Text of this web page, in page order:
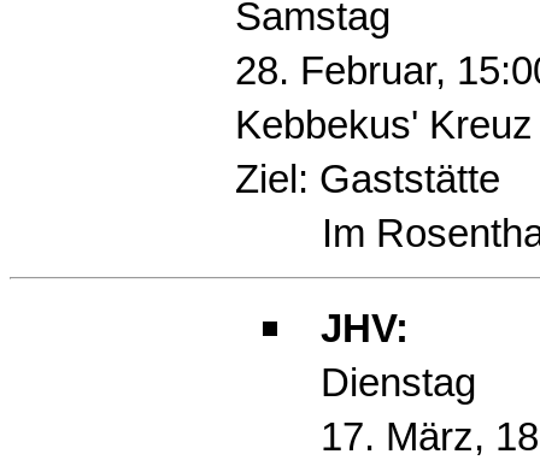
Samstag
28. Februar,
Kebbekus' Kreuz
Ziel: Gaststätte
Im
JHV:
Dienstag
17. März,